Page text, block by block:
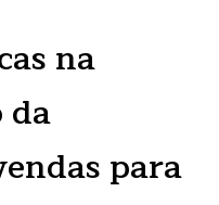
na
da
para